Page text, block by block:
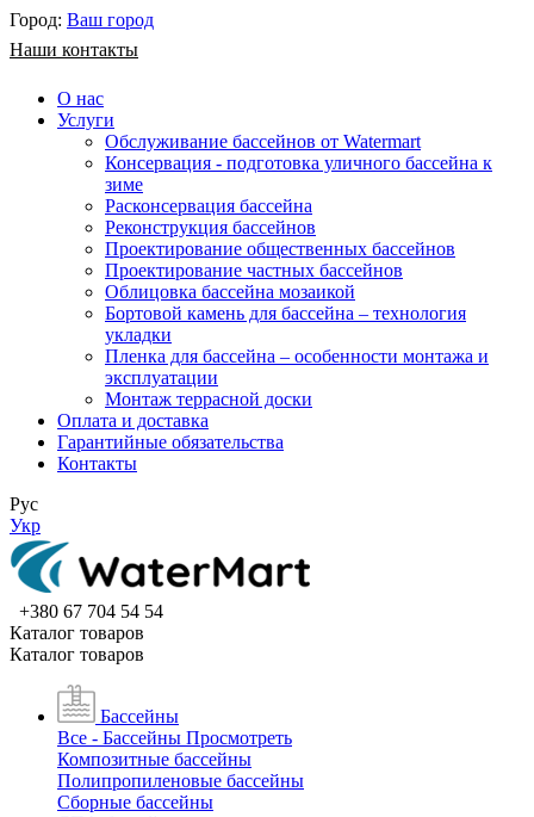
Город: Ваш город
Наши контакты
О нас
Услуги
Обслуживание бассейнов от Watermart
Консервация - подготовка уличного бассейна к
зиме
Расконсервация бассейна
Реконструкция бассейнов
Проектирование общественных бассейнов
Проектирование частных бассейнов
​Облицовка бассейна мозаикой
Бортовой камень для бассейна – технология
укладки
Пленка для бассейна – особенности монтажа и
эксплуатации
Монтаж террасной доски
Оплата и доставка
Гарантийные обязательства
Контакты
Рус
Укр
+380 67 704 54 54
Каталог товаров
Каталог товаров
Бассейны
Все - Бассейны Просмотреть
Композитные бассейны
Полипропиленовые бассейны
Сборные бассейны